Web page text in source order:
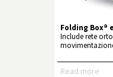
Folding Box®
Include rete
Read more